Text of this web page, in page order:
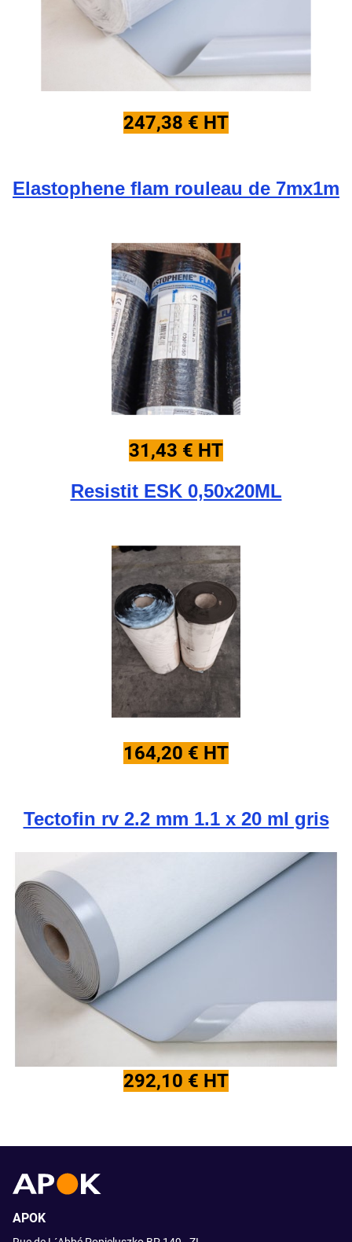
247,38 € HT
Elastophene flam rouleau de 7mx1m
31,43 € HT
Resistit ESK 0,50x20ML
164,20 € HT
Tectofin rv 2.2 mm 1.1 x 20 ml gris
292,10 € HT
APOK